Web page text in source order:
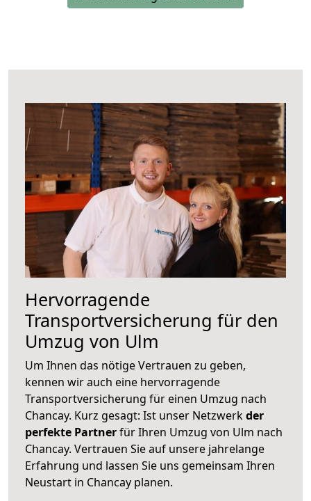
Hervorragende
Transportversicherung für den
Umzug von Ulm
Um Ihnen das nötige Vertrauen zu geben,
kennen wir auch eine hervorragende
Transportversicherung für einen Umzug nach
Chancay. Kurz gesagt: Ist unser Netzwerkder
perfekte Partnerfür Ihren Umzug von Ulm nach
Chancay. Vertrauen Sie auf unsere jahrelange
Erfahrung und lassen Sie uns gemeinsam Ihren
Neustart in Chancay planen.